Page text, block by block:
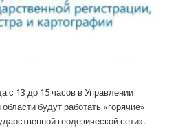
с 13 до 15 часов в Управлении
будут работать «горячие»
геодезической сети».